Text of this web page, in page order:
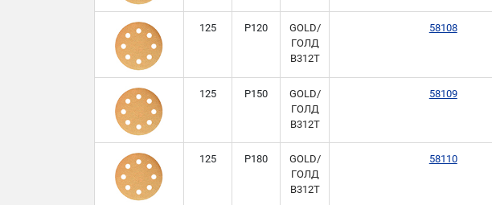
125 P120
GOLD/
ГОЛД
B312T
58108
125 P150
GOLD/
ГОЛД
B312T
58109
125 P180
GOLD/
ГОЛД
B312T
58110